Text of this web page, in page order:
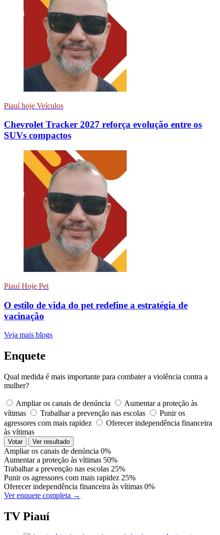
Piauí hoje Veículos
Chevrolet Tracker 2027 reforça evolução entre os
SUVs compactos
Piauí Hoje Pet
O estilo de vida do pet redefine a estratégia de
vacinação
Veja mais blogs
Enquete
Qual medida é mais importante para combater a violência contra a
mulher?
Ampliar os canais de denúncia
Aumentar a proteção às
vítimas
Trabalhar a prevenção nas escolas
Punir os
agressores com mais rapidez
Oferecer independência financeira
às vítimas
Votar Ver resultado
Ampliar os canais de denúncia 0%
Aumentar a proteção às vítimas 50%
Trabalhar a prevenção nas escolas 25%
Punir os agressores com mais rapidez 25%
Oferecer independência financeira às vítimas 0%
Ver enquete completa →
TV Piauí